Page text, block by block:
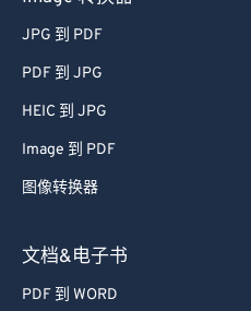
JPG 到 PDF
PDF 到 JPG
HEIC 到 JPG
Image 到 PDF
图像转换器
文档&电子书
PDF 到 WORD